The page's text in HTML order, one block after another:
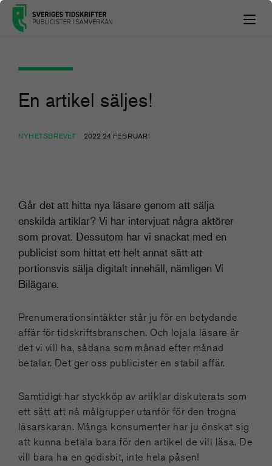
En artikel säljes!
NYHETSBREVET 2022 24 FEBRUARI
Går det att hitta nya läsare genom att sälja
enskilda artiklar? Vi har intervjuat några aktörer
som provat. Dessutom har vi snackat med en
publicist som hittat ett helt annat sätt att
portionsvis sälja digitalt innehåll, nämligen Vi
Bilägare.
Prenumerationsintäkter står ju för en betydande
affär för tidskriftsbranschen. Och lojala läsare är
det vi vill ha, sådana som månad efter månad
betalar. Det ger oss publicister en stabil affär.
Samtidigt har styckköp av artiklar diskuterats som
ett sätt att nå målgrupper utanför för den trogna
läsarskaran. Många konsumenter har ju önskat sig
att kunna betala bara för den artikel de vill läsa. De
vill bara ha en godisbit, inte hela påsen!